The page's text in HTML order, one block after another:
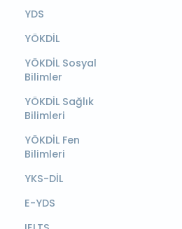
YDS
YÖKDİL
YÖKDİL Sosyal
Bilimler
YÖKDİL Sağlık
Bilimleri
YÖKDİL Fen
Bilimleri
YKS-DİL
E-YDS